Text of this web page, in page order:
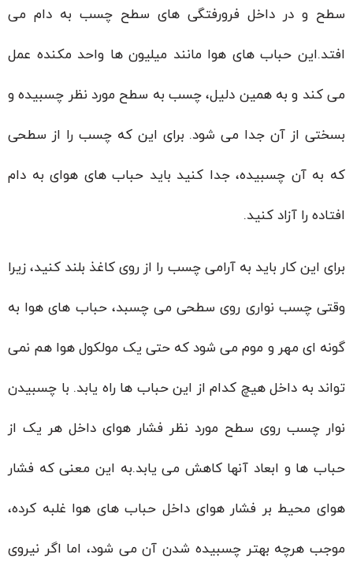
سطح و در داخل فرورفتگی های سطح چسب به دام می
افتد.این حباب های هوا مانند میلیون ها واحد مکنده عمل
می کند و به همین دلیل، چسب به سطح مورد نظر چسبیده و
بسختی از آن جدا می شود. برای این که چسب را از سطحی
که به آن چسبیده، جدا کنید باید حباب های هوای به دام
افتاده را آزاد کنید.
برای این کار باید به آرامی چسب را از روی کاغذ بلند کنید، زیرا
وقتی چسب نواری روی سطحی می چسبد، حباب های هوا به
گونه ای مهر و موم می شود که حتی یک مولکول هوا هم نمی
تواند به داخل هیچ کدام از این حباب ها راه یابد. با چسبیدن
نوار چسب روی سطح مورد نظر فشار هوای داخل هر یک از
حباب ها و ابعاد آنها کاهش می یابد.به این معنی که فشار
هوای محیط بر فشار هوای داخل حباب های هوا غلبه کرده،
موجب هرچه بهتر چسبیده شدن آن می شود، اما اگر نیروی